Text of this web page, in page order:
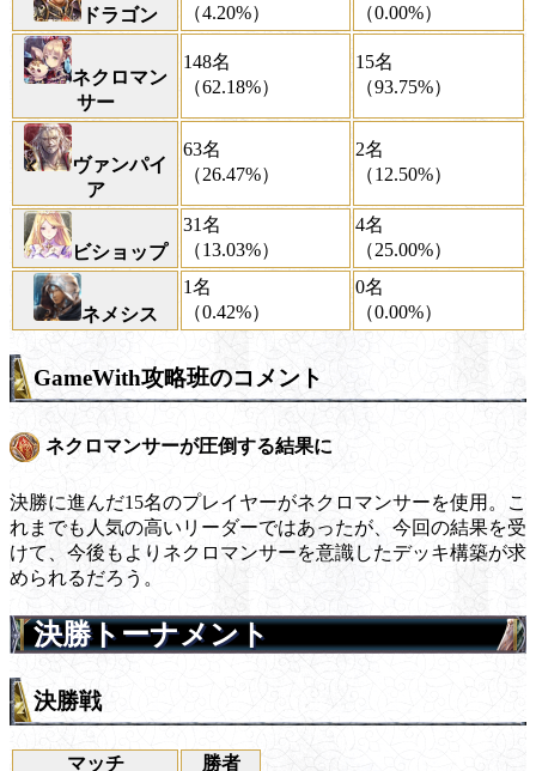
ドラゴン
（4.20%）
（0.00%）
ネクロマン
サー
148名
（62.18%）
15名
（93.75%）
ヴァンパイ
ア
63名
（26.47%）
2名
（12.50%）
ビショップ
31名
（13.03%）
4名
（25.00%）
ネメシス
1名
（0.42%）
0名
（0.00%）
GameWith攻略班のコメント
ネクロマンサーが圧倒する結果に
決勝に進んだ15名のプレイヤーがネクロマンサーを使用。こ
れまでも人気の高いリーダーではあったが、今回の結果を受
けて、今後もよりネクロマンサーを意識したデッキ構築が求
められるだろう。
決勝トーナメント
決勝戦
マッチ 勝者